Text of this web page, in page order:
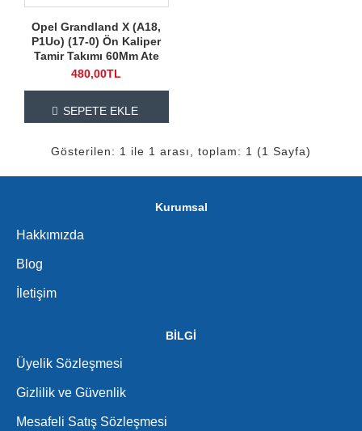
Opel Grandland X (A18,
P1Uo) (17-0) Ön Kaliper
Tamir Takımı 60Mm Ate
480,00TL
SEPETE EKLE
Gösterilen: 1 ile 1 arası, toplam: 1 (1 Sayfa)
Kurumsal
Hakkımızda
Blog
İletişim
BİLGİ
Üyelik Sözleşmesi
Gizlilik ve Güvenlik
Mesafeli Satış Sözleşmesi